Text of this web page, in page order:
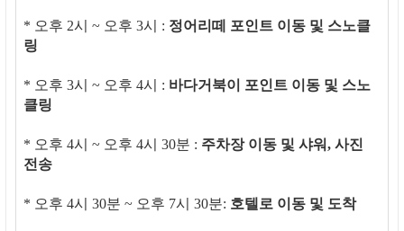
* 오후 2시 ~ 오후 3시 : 정어리떼 포인트 이동 및 스노클
링
* 오후 3시 ~ 오후 4시 : 바다거북이 포인트 이동 및 스노
클링
* 오후 4시 ~ 오후 4시 30분 : 주차장 이동 및 샤워, 사진
전송
* 오후 4시 30분 ~ 오후 7시 30분: 호텔로 이동 및 도착